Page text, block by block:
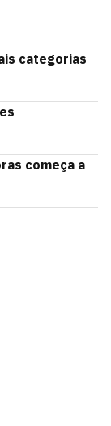
categorias
começa a